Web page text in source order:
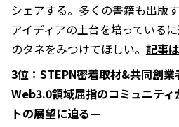
シェアする。多くの書籍も出版
アイディアの土台を培っている
のタネをみつけてほしい。 記事
3位：STEPN密着取材&共同創
Web3.0領域屈指のコミュニテ
トの展望に迫る—